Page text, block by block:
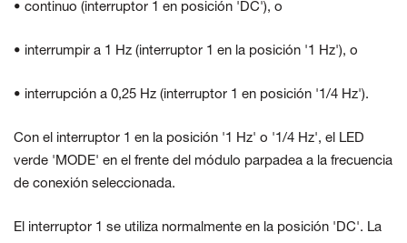
• continuo (interruptor 1 en posición 'DC'), o
• interrumpir a 1 Hz (interruptor 1 en la posición '1 Hz'), o
• interrupción a 0,25 Hz (interruptor 1 en posición '1/4 Hz').
Con el interruptor 1 en la posición '1 Hz' o '1/4 Hz', el LED
verde 'MODE' en el frente del módulo parpadea a la frecuencia
de conexión seleccionada.
El interruptor 1 se utiliza normalmente en la posición 'DC'. La